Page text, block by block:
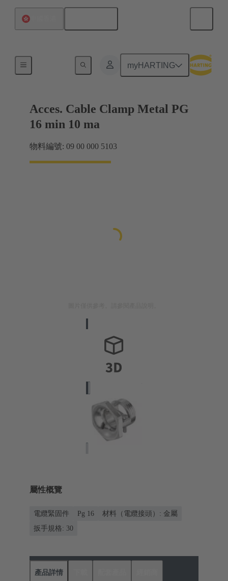
myHARTING
Acces. Cable Clamp Metal PG
16 min 10 ma
物料編號: 09 00 000 5103
屬性概覽
電纜緊固件 Pg 16
材料（電纜接頭）: 金屬
扳手規格: 30
產品詳情